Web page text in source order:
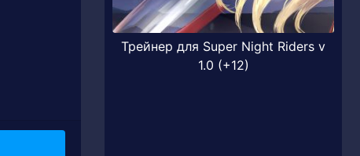
Трейнер для Super Night Riders v
1.0 (+12)